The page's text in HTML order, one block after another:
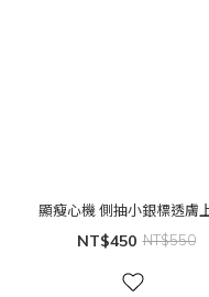
顯瘦心機 側抽小銀標透膚
NT$450 NT$550